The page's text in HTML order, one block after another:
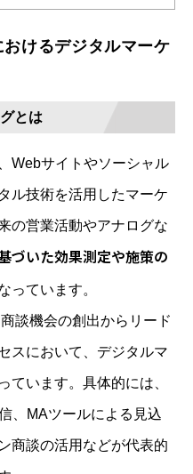
けるデジタルマーケ
とは
Webサイトやソーシャル
ル技術を活用したマーケ
の営業活動やアナログな
づいた効果測定や施策の
っています。
談機会の創出からリード
スにおいて、デジタルマ
ています。具体的には、
、MAツールによる見込
商談の活用などが代表的